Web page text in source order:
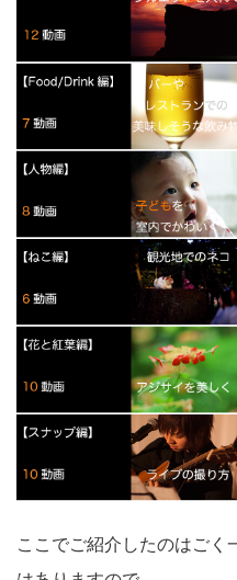
ここでご紹介したのはごく